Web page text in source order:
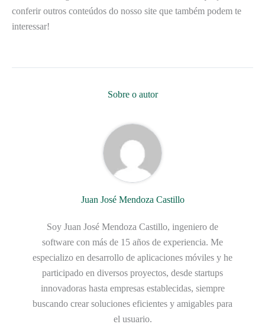
conferir outros conteúdos do nosso site que também podem te
interessar!
Sobre o autor
Juan José Mendoza Castillo
Soy Juan José Mendoza Castillo, ingeniero de
software con más de 15 años de experiencia. Me
especializo en desarrollo de aplicaciones móviles y he
participado en diversos proyectos, desde startups
innovadoras hasta empresas establecidas, siempre
buscando crear soluciones eficientes y amigables para
el usuario.